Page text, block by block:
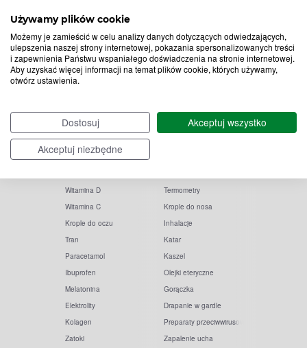
Używamy plików cookie
Możemy je zamieścić w celu analizy danych dotyczących odwiedzających,
ulepszenia naszej strony internetowej, pokazania spersonalizowanych treści
i zapewnienia Państwu wspaniałego doświadczenia na stronie internetowej.
Aby uzyskać więcej informacji na temat plików cookie, których używamy,
otwórz ustawienia.
Dostosuj
Akceptuj wszystko
Akceptuj niezbędne
do
newslettera
Chcę otrzymywać newsletter Apteline* rozwiń>
Witamina D
Witamina C
Krople do oczu
Tran
Paracetamol
Ibuprofen
Melatonina
Elektrolity
Kolagen
Zatoki
Termometry
Krople do nosa
Inhalacje
Katar
Kaszel
Olejki eteryczne
Gorączka
Drapanie w gardle
Preparaty przeciwwirusowe
Zapalenie ucha